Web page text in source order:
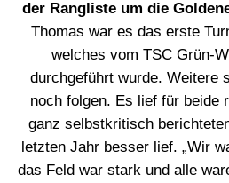
der Rangliste um die
Thomas war es das erste
welches vom TSC Grün-
durchgeführt wurde. Weitere
noch folgen. Es lief für beide
ganz selbstkritisch
letzten Jahr besser lief. „Wir
das Feld war stark und alle